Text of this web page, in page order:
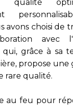
qualité
avons choisi de
avec
qui, grâce à sa
propose une
rare qualité.
au feu pour